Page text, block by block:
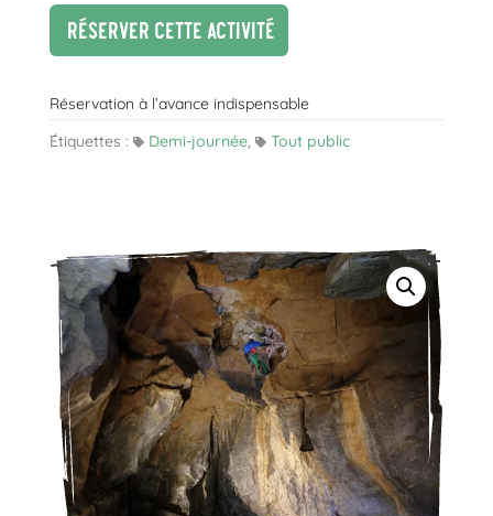
Réserver cette activité
Réservation à l’avance indispensable
Étiquettes :
Demi-journée, Tout public